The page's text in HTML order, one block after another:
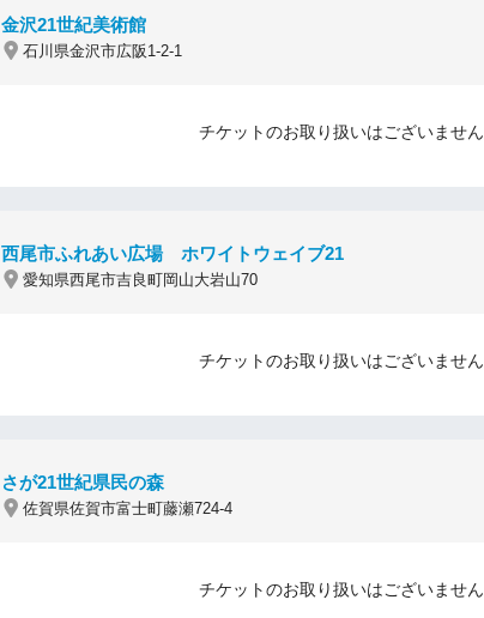
金沢21世紀美術館
石川県金沢市広阪1-2-1
チケットのお取り扱いはございません
西尾市ふれあい広場 ホワイトウェイブ21
愛知県西尾市吉良町岡山大岩山70
チケットのお取り扱いはございません
さが21世紀県民の森
佐賀県佐賀市富士町藤瀬724-4
チケットのお取り扱いはございません